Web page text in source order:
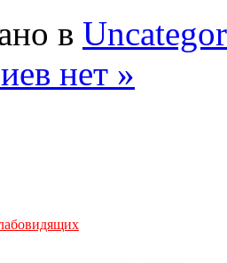
в
нет »